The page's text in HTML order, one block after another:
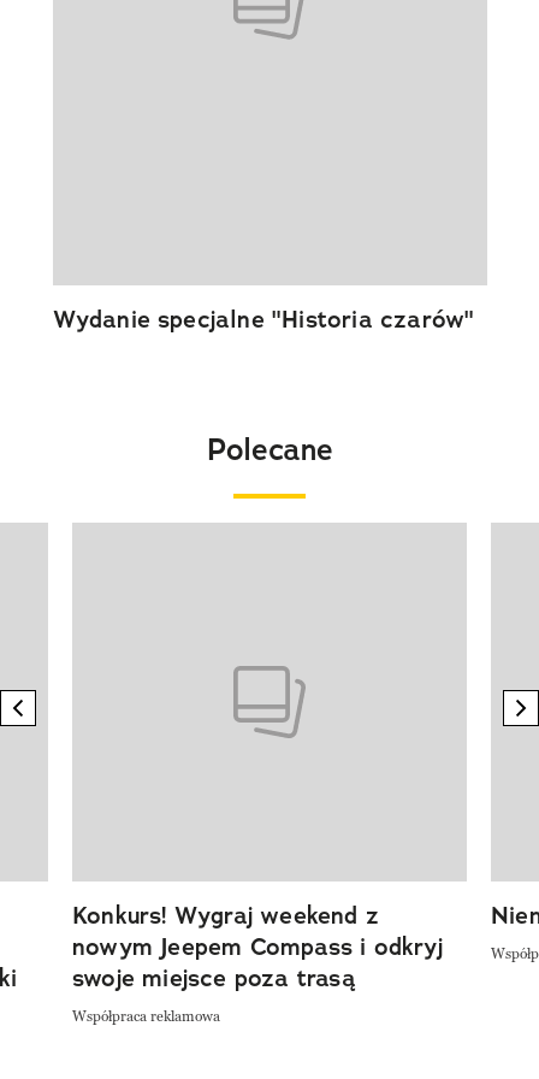
Wydanie specjalne "Historia czarów"
Polecane
previous element
Konkurs! Wygraj weekend z
nowym Jeepem Compass i odkryj
swoje miejsce poza trasą
Współpraca reklamowa